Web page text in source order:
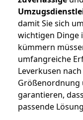
damit Sie sich
wichtigen Dinge
kümmern
umfangreiche
Leverkusen
Größenordnung
garantieren,
passende